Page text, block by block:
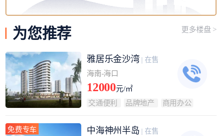
为您推荐 更多楼盘 >
雅居乐金沙湾 | 在售
海南-海口
12000元/㎡
交通便利
品牌地产 商用办公
免费专车 中海神州半岛 | 在售